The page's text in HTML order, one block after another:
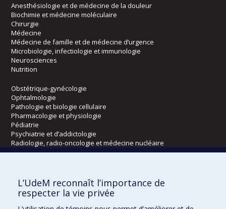
Anesthésiologie et de médecine de la douleur
Biochimie et médecine moléculaire
Chirurgie
Médecine
Médecine de famille et de médecine d’urgence
Microbiologie, infectiologie et immunologie
Neurosciences
Nutrition
Obstétrique-gynécologie
Ophtalmologie
Pathologie et biologie cellulaire
Pharmacologie et physiologie
Pédiatrie
Psychiatrie et d’addictologie
Radiologie, radio-oncologie et médecine nucléaire
Écoles
Kinésiologie et des sciences de l’activité physique
Orthophonie et audiologie
L’UdeM reconnaît l’importance de
respecter la vie privée